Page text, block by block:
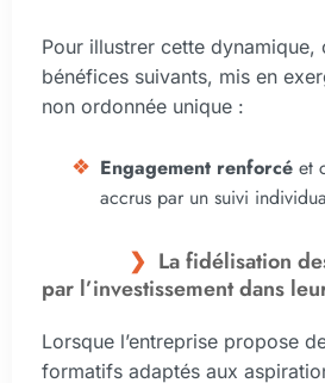
Pour illustrer cette dynamique,
bénéfices suivants, mis en
non ordonnée unique :
Engagement renforcé et
accrus par un suivi
La fidélisation
par l’investissement dans
Lorsque l’entreprise propose
formatifs adaptés aux